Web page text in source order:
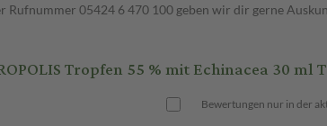
Rufnummer 05424 6 470 100 geben wir dir gerne
Tropfen 55 % mit Echinacea 30 ml
Bewertungen nur in der